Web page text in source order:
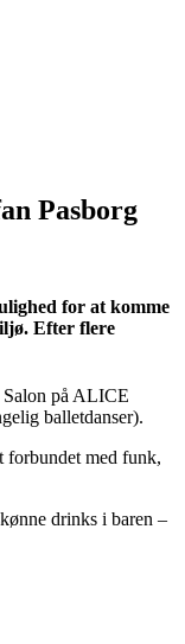
Pasborg
for at komme
Efter flere
på ALICE
balletdanser).
forbundet med funk,
drinks i baren –